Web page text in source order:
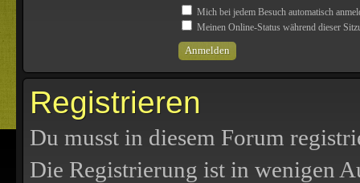
Mich bei jedem Besuch automatisch
Meinen Online-Status während dieser
Registrieren
Du musst in diesem Forum
Die Registrierung ist in wenigen